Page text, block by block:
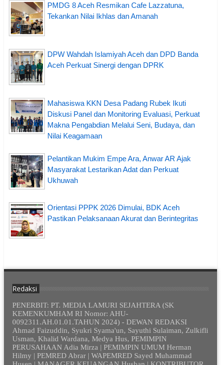
PMDG 8 Aceh Resmikan Cafe Lazzatuna,
Tekankan Nilai Ikhlas dan Amanah
DPW Wahdah Islamiyah Aceh dan DPD Banda
Aceh Perkuat Sinergi dengan DPRK
Mahasiswa KKN Desa Padang Rubek Ikuti
Diskusi Panel dan Monitoring Evaluasi, Perkuat
Makna Pengabdian Melalui Seni, Budaya, dan
Nilai Keagamaan
Pelantikan Mukim Empe Ara, Anwar AR Ajak
Masyarakat Lestarikan Adat dan Perkuat
Ukhuwah
Orientasi PPPK 2026 Dimulai, BDK Aceh
Pastikan Pelaksanaan Akurat dan Berintegritas
Redaksi
PENERBIT: PT. MEDIA LAMURI SEJAHTERA (SK
KEMENKUMHAM RI Nomor: AHU-
0092311.AH.01.01.TAHUN 2024) - DEWAN REDAKSI
Ahmad Faizuddin, Syukri Syama'un, Sayuthi Sulaiman, Zulkifli
Usman, Khalid Wardana, Medya Hus, PEMIMPIN
PERUSAHAAN Adia Mirza | PEMIMPIN UMUM Herman
Hilmy | PEMRED Abrar | WAPEMRED Sayed Muhammad